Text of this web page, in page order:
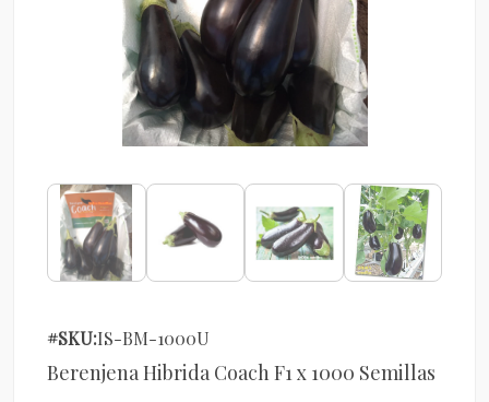
#SKU:IS-BM-1000U
Berenjena Hibrida Coach F1 x 1000 Semillas